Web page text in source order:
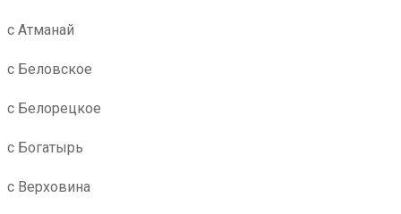
с Атманай
с Беловское
с Белорецкое
с Богатырь
с Верховина